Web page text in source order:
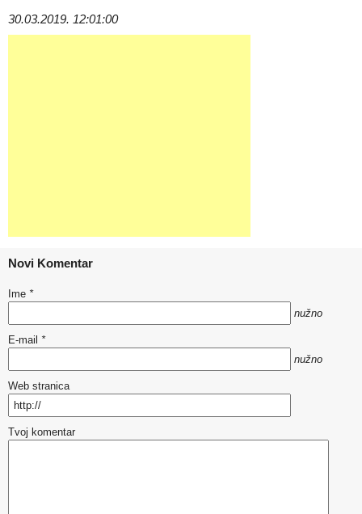
30.03.2019. 12:01:00
Novi Komentar
Ime *
nužno
E-mail *
nužno
Web stranica
Tvoj komentar